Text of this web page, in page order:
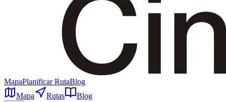
MapaPlanificar RutaBlog
Mapa
Rutas Blog